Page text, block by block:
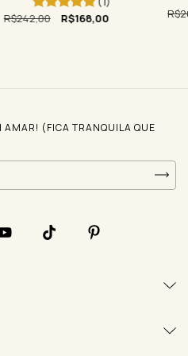
R$242,00
R$168,00
AMAR! (FICA TRANQUILA QUE